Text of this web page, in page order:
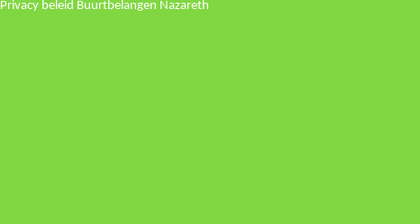
Privacy beleid Buurtbelangen Nazareth